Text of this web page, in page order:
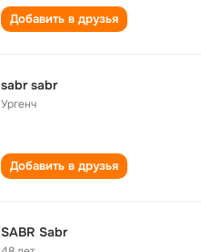
Добавить в друзья
sabr sabr
Ургенч
Добавить в друзья
SABR Sabr